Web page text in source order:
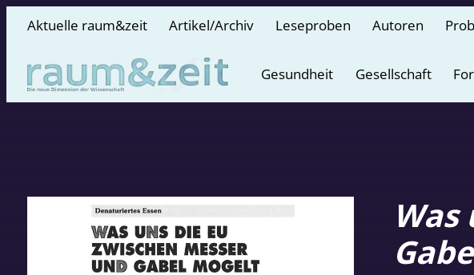
Aktuelle raum&zeit Artikel/Archiv Leseproben Autoren
Gesundheit Gesellschaft